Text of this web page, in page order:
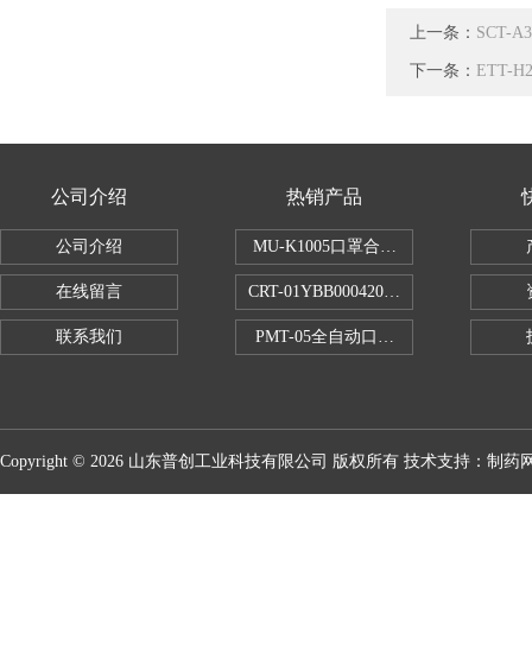
上一条： SCT-
下一条： ETT-
公司介绍
公司介绍
在线留言
联系我们
热销产品
MU-K1005口罩合成血液穿透试验仪
CRT-01YBB00042005数显式安瓿瓶圆
PMT-05全自动口红折断力测试仪
Copyright © 2026 山东普创工业科技有限公司 版权所有 技术支持： 制药